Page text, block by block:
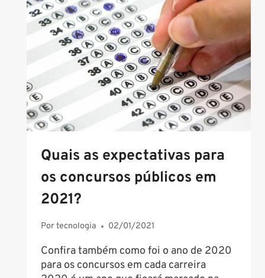
DO
ÓRGÃO
QUER
REALIZAR
CONCURSO
Quais as expectativas para
os concursos públicos em
2021?
Portecnologia 02/01/2021
Confira também como foi o ano de 2020
para os concursos em cada carreira